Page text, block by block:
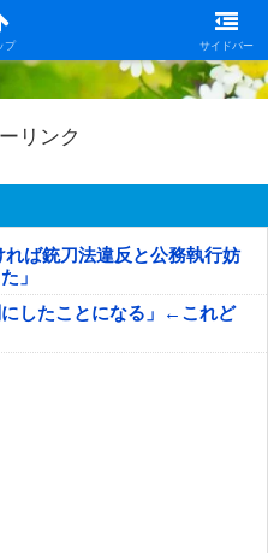
プ サイドバー
リンク
れば銃刀法違反と公務執行妨
」
したことになる」←これど